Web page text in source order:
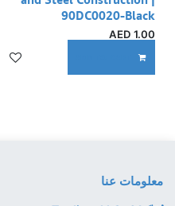
90DC0020-Black
1.00
معلومات عنا